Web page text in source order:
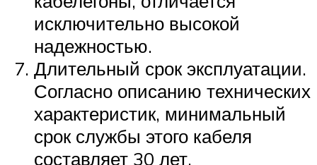
исключительно высокой
надежностью.
Длительный срок эксплуатации.
Согласно описанию технических
характеристик, минимальный
срок службы этого кабеля
составляет 30 лет.